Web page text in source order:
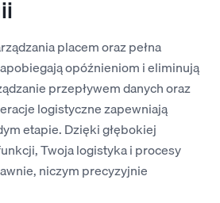
placem oraz pełna
opóźnieniom i eliminują
przepływem danych oraz
logistyczne zapewniają
etapie. Dzięki głębokiej
Twoja logistyka i procesy
niczym precyzyjnie